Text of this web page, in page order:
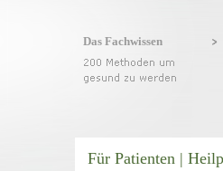
Das Fachwissen
Für Patienten |